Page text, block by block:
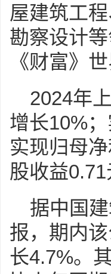
屋建筑工
勘察设计
《财富》
2024年
增长10%
实现归母
股收益
据中国
报，期内
长4.7%。